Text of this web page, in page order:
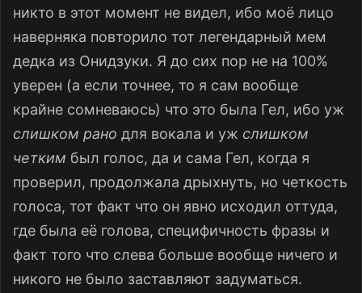
никто в этот момент не видел, ибо моё лицо
наверняка повторило тот легендарный мем
дедка из Онидзуки. Я до сих пор не на 100%
уверен (а если точнее, то я сам вообще
крайне сомневаюсь) что это была Гел, ибо уж
слишком рано для вокала и уж слишком
четким был голос, да и сама Гел, когда я
проверил, продолжала дрыхнуть, но четкость
голоса, тот факт что он явно исходил оттуда,
где была её голова, специфичность фразы и
факт того что слева больше вообще ничего и
никого не было заставляют задуматься.